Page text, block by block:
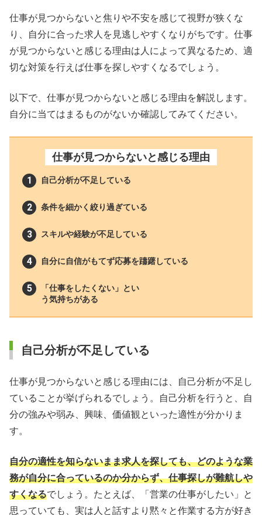
仕事が見つからないと焦りや不安を感じて視野が狭くな
り、自分に合った求人を見逃しやすくなりがちです。仕事
が見つからないと感じる理由は人によって異なるため、適
切な対策を行えば仕事を探しやすくなるでしょう。
以下で、仕事が見つからないと感じる理由を解説します。
自分に当てはまるものがないか確認してみてください。
仕事が見つからないと感じる理由
自己分析が不足している
条件を細かく絞り過ぎている
スキルや経験が不足している
自分に自信がもてず応募を躊躇している
「仕事をしたくない」とい
う気持ちがある
自己分析が不足している
仕事が見つからないと感じる理由には、自己分析が不足し
ていることが挙げられるでしょう。自己分析を行うと、自
分の強みや弱み、興味、価値観といった適性が分かりま
す。
自分の適性を知らないまま求人を探しても、どのような業
務が自分に合っているのか分からず、仕事探しが難航しや
すくなるでしょう。たとえば、「営業の仕事がしたい」と
思っていても、実は人と話すより黙々と作業する方が好き